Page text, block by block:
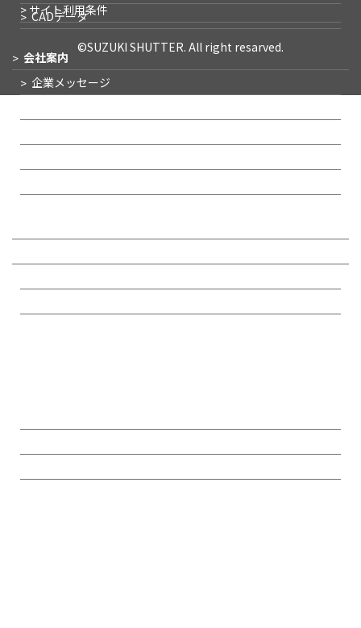
CADデータ
会社案内
企業メッセージ
> サイト利用条件
©SUZUKI SHUTTER. All right resarved.